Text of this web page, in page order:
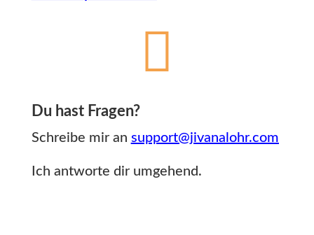

Du hast Fragen?
Schreibe mir an support@jivanalohr.com
Ich antworte dir umgehend.